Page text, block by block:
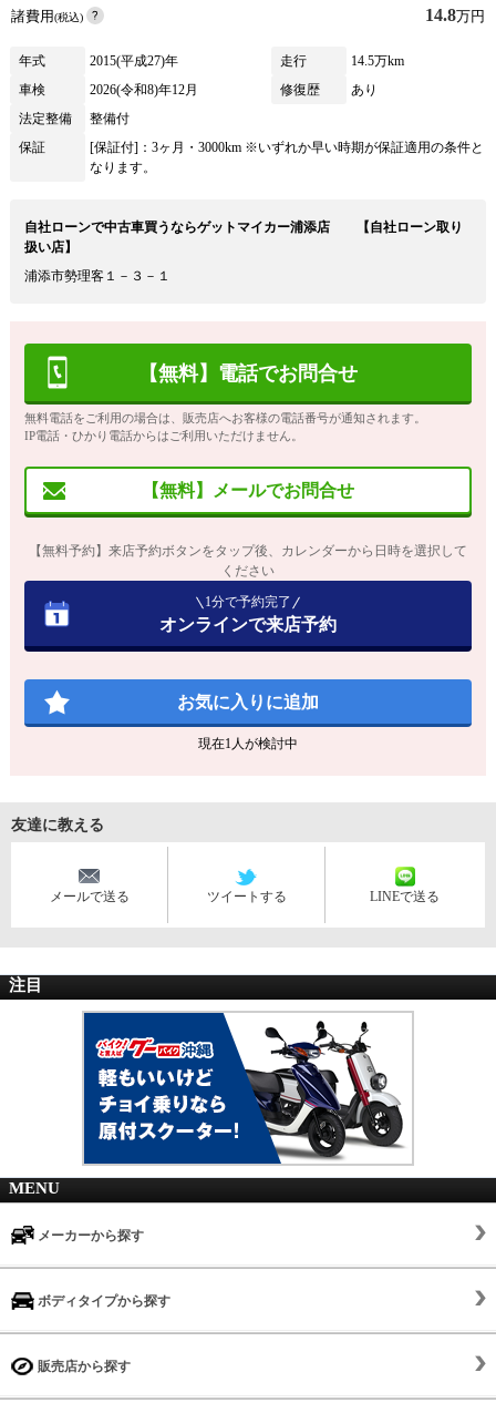
諸費用(税込) 14.8万円
年式 2015(平成27)年 走行
14.5万km
車検
2026(令和8)年12月 修復歴
あり
法定整備
整備付
保証
[保証付]：3ヶ月・3000km ※いずれか早い時期が保証適用の条件と
なります。
自社ローンで中古車買うならゲットマイカー浦添店 【自社ローン取り
扱い店】
浦添市勢理客１－３－１
【無料】電話でお問合せ
無料電話をご利用の場合は、販売店へお客様の電話番号が通知されます。
IP電話・ひかり電話からはご利用いただけません。
【無料】メールでお問合せ
【無料予約】来店予約ボタンをタップ後、カレンダーから日時を選択して
ください
1分で予約完了
オンラインで来店予約
お気に入りに追加
現在1人が検討中
友達に教える
メールで送る ツイートする LINEで送る
注目
MENU
メーカーから探す
ボディタイプから探す
販売店から探す